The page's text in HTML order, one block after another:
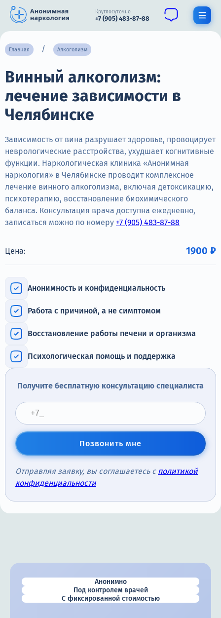
Круглосуточно
+7 (905) 483-87-88
О нас
Наркомания
Алкоголизм
Нарколог
Стационар
Цены
Терапия
Круглосуточно, анонимно
+7 (905) 483-87-88
Адрес call-центра
Челябинск, улица Горького, 24
Главная Алкоголизм
Винный алкоголизм:
лечение зависимости в
Челябинске
Зависимость от вина разрушает здоровье, провоцирует
неврологические расстройства, ухудшает когнитивные
функции. Наркологическая клиника «Анонимная
наркология» в Челябинске проводит комплексное
лечение винного алкоголизма, включая детоксикацию,
психотерапию, восстановление биохимического
баланса. Консультация врача доступна ежедневно,
записаться можно по номеру +7 (905) 483-87-88
Цена: 1900 ₽
Анонимность и конфиденциальность
Работа с причиной, а не симптомом
Восстановление работы печени и организма
Психологическая помощь и поддержка
Получите бесплатную консультацию специалиста
Позвонить мне
Отправляя заявку, вы соглашаетесь с политикой
конфиденциальности
Анонимно
Под контролем врачей
С фиксированной стоимостью